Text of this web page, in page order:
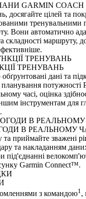
GARMIN COACH
досягайте цілей та
тренувальними
Вони автоматично
складності маршруту,
ТРЕНУВАНЬ
дані та
потужності
часі, оцінка
інструментам для
В РЕАЛЬНОМУ
та приймайте зважені
та накладанням
під'єднанні
Garmin Connect™.
з командою1 ,